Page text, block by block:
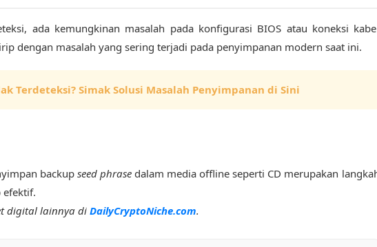
ada kemungkinan masalah pada konfigurasi BIOS atau koneksi
dengan masalah yang sering terjadi pada penyimpanan modern saat ini.
Terdeteksi? Simak Solusi Masalah Penyimpanan di Sini
backup seed phrase dalam media offline seperti CD merupakan
efektif.
digital lainnya di DailyCryptoNiche.com.